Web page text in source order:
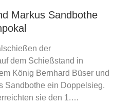
Markus Sandbothe
der
dem Schießstand in
König Bernhard Büser und
Sandbothe ein Doppelsieg.
sie den 1.…